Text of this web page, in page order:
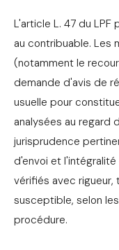
L'article L. 47 du
au contribuable. Les
(notamment le
demande d'avis de
usuelle pour
analysées au regard
jurisprudence
d'envoi et
vérifiés avec
susceptible, selon
procédure.